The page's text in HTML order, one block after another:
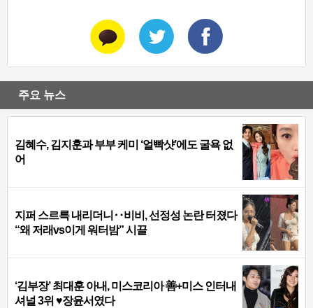
주요 뉴스
김혜수, 김지훈과 부부 케미 ‘얼빡샷’에도 굴욕 없
어
지퍼 스르륵 내리더니‥비비, 선정성 논란 터졌다
“왜 저래vs이게 워터밤” 시끌
‘김부장’ 최대훈 아내, 미스코리아 善+미스 인터내
셔널 3위 ♥장윤서였다